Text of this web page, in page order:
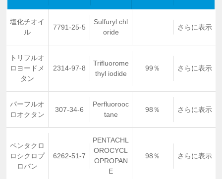
塩化チオイ
ル
7791-25-5
Sulfuryl chl
oride
さらに表示
トリフルオ
ロヨードメ
タン
2314-97-8
Trifluorome
thyl iodide
99％ さらに表示
パーフルオ
ロオクタン
307-34-6
Perfluorooc
tane
98％ さらに表示
ペンタクロ
ロシクロプ
ロパン
6262-51-7
PENTACHL
OROCYCL
OPROPAN
E
98％ さらに表示